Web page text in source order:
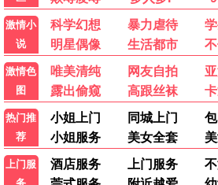
隐秘的角落2
悬疑 / 犯罪 / 惊悚